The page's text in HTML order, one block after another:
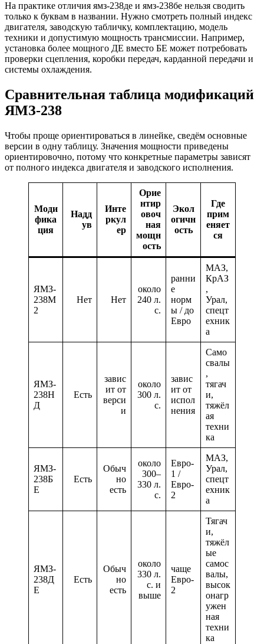
На практике отличия ямз-238де и ямз-238бе нельзя сводить
только к буквам в названии. Нужно смотреть полный индекс
двигателя, заводскую табличку, комплектацию, модель
техники и допустимую мощность трансмиссии. Например,
установка более мощного ДЕ вместо БЕ может потребовать
проверки сцепления, коробки передач, карданной передачи и
системы охлаждения.
Сравнительная таблица модификаций
ЯМЗ-238
Чтобы проще ориентироваться в линейке, сведём основные
версии в одну таблицу. Значения мощности приведены
ориентировочно, потому что конкретные параметры зависят
от полного индекса двигателя и заводского исполнения.
Моди
фика
ция
Надд
ув
Инте
ркул
ер
Орие
нтир
овоч
ная
мощн
ость
Экол
огичн
ость
Где
прим
еняет
ся
ЯМЗ-
238М
2
Нет Нет
около
240 л.
с.
ранни
е
норм
ы / до
Евро
МАЗ,
КрАЗ
,
Урал,
спецт
ехник
а
ЯМЗ-
238Н
Д
Есть
завис
ит от
верси
и
около
300 л.
с.
завис
ит от
испол
нения
Само
свалы
,
тягач
и,
тяжёл
ая
техни
ка
ЯМЗ-
238Б
Е
Есть
Обыч
но
есть
около
300–
330 л.
с.
Евро-
1 /
Евро-
2
МАЗ,
Урал,
спецт
ехник
а
ЯМЗ-
238Д
Е
Есть
Обыч
но
есть
около
330 л.
с. и
выше
чаще
Евро-
2
Тягач
и,
тяжёл
ые
самос
валы,
высок
онагр
ужен
ная
техни
ка